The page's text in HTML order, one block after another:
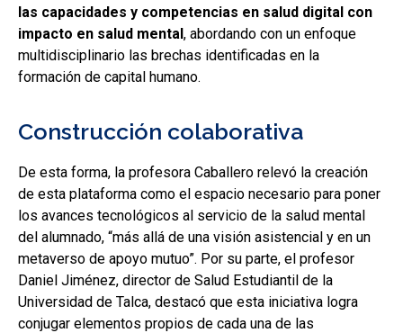
las capacidades y competencias en salud digital con
impacto en salud mental, abordando con un enfoque
multidisciplinario las brechas identificadas en la
formación de capital humano.
Construcción colaborativa
De esta forma, la profesora Caballero relevó la creación
de esta plataforma como el espacio necesario para poner
los avances tecnológicos al servicio de la salud mental
del alumnado, “más allá de una visión asistencial y en un
metaverso de apoyo mutuo”. Por su parte, el profesor
Daniel Jiménez, director de Salud Estudiantil de la
Universidad de Talca, destacó que esta iniciativa logra
conjugar elementos propios de cada una de las